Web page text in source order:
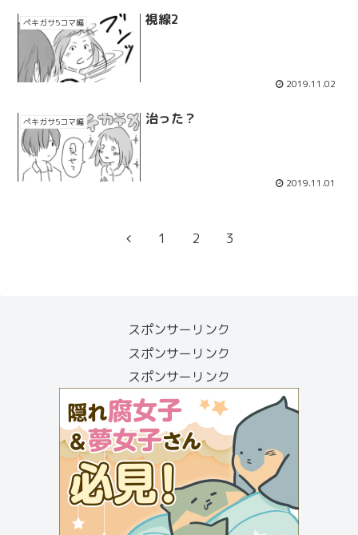
ペキガサ5コマ編 視線2
2019.11.02
ペキガサ5コマ編 治った？
2019.11.01
前
1 2 3
スポンサーリンク
スポンサーリンク
スポンサーリンク